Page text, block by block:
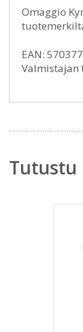
Omaggio
EAN:
Valmistajan
Tutustu